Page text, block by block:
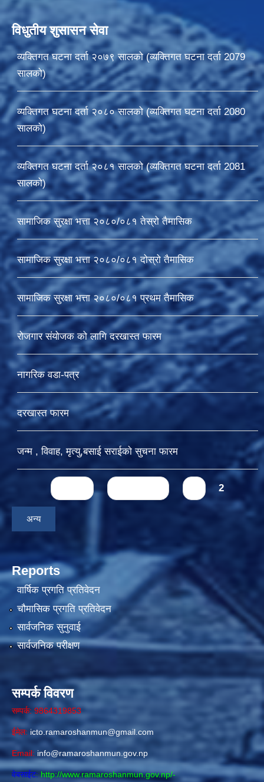
विधुतीय शुसासन सेवा
व्यक्तिगत घटना दर्ता २०७९ सालको (व्यक्तिगत घटना दर्ता 2079
सालको)
व्यक्तिगत घटना दर्ता २०८० सालको (व्यक्तिगत घटना दर्ता 2080
सालको)
व्यक्तिगत घटना दर्ता २०८१ सालको (व्यक्तिगत घटना दर्ता 2081
सालको)
सामाजिक सुरक्षा भत्ता २०८०/०८१ तेस्रो तैमासिक
सामाजिक सुरक्षा भत्ता २०८०/०८१ दोस्रो तैमासिक
सामाजिक सुरक्षा भत्ता २०८०/०८१ प्रथम तैमासिक
रोजगार संयोजक को लागि दरखास्त फारम
नागरिक वडा-पत्र
दरखास्त फारम
जन्म , विवाह, मृत्यु,बसाई सराईकाे सुचना फारम
Pages 2
अन्य
Reports
वार्षिक प्रगति प्रतिवेदन
चौमासिक प्रगति प्रतिवेदन
सार्वजनिक सुनुवाई
सार्वजनिक परीक्षण
सम्पर्क विवरण
सम्पर्क: 9864319853
ईमेल: icto.ramaroshanmun@gmail.com
Email: info@ramaroshanmun.gov.np
वेबसाईट:http://www.ramaroshanmun.gov.np/-